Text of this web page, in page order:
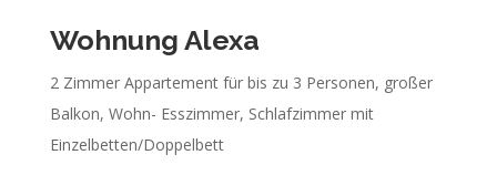
Wohnung Alexa
2 Zimmer Appartement für bis zu 3 Personen, großer
Balkon, Wohn- Esszimmer, Schlafzimmer mit
Einzelbetten/Doppelbett